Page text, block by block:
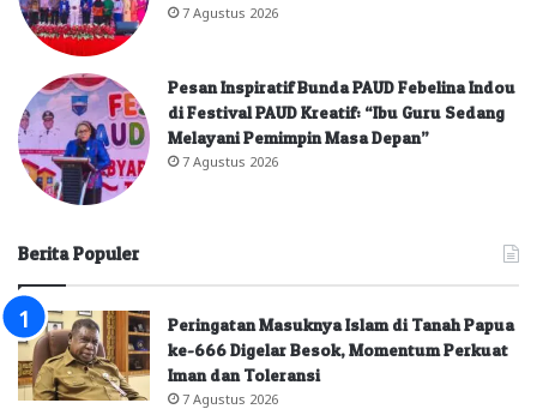
7 Agustus 2026
Pesan Inspiratif Bunda PAUD Febelina Indou
di Festival PAUD Kreatif: “Ibu Guru Sedang
Melayani Pemimpin Masa Depan”
7 Agustus 2026
Berita Populer
Peringatan Masuknya Islam di Tanah Papua
ke-666 Digelar Besok, Momentum Perkuat
Iman dan Toleransi
7 Agustus 2026